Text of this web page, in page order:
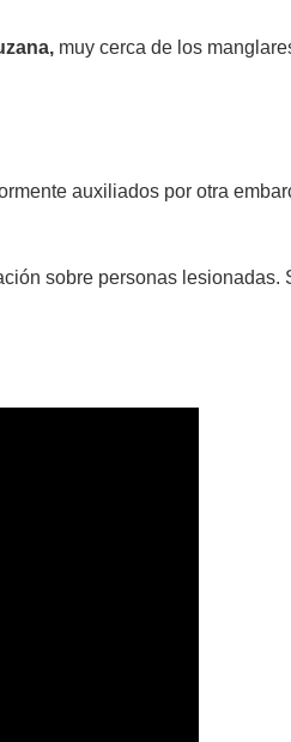
muy cerca de los
auxiliados por otra
sobre personas lesionadas.